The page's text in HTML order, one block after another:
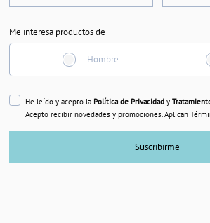
Me interesa productos de
Hombre
He leído y acepto la Política de Privacidady
Acepto recibir novedades y promociones. Aplican
Suscribirme